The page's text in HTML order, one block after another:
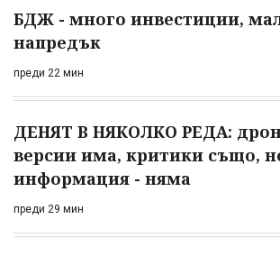
БДЖ - много инвестиции,
напредък
преди 22 мин
ДЕНЯТ В НЯКОЛКО РЕДА:
версии има, критики също,
информация - няма
преди 29 мин